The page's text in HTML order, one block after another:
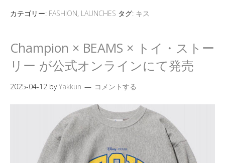
カテゴリー: FASHION, LAUNCHES タグ: キス
Champion × BEAMS × トイ・ストー
リー が公式オンラインにて発売
2025-04-12 byYakkun コメントする